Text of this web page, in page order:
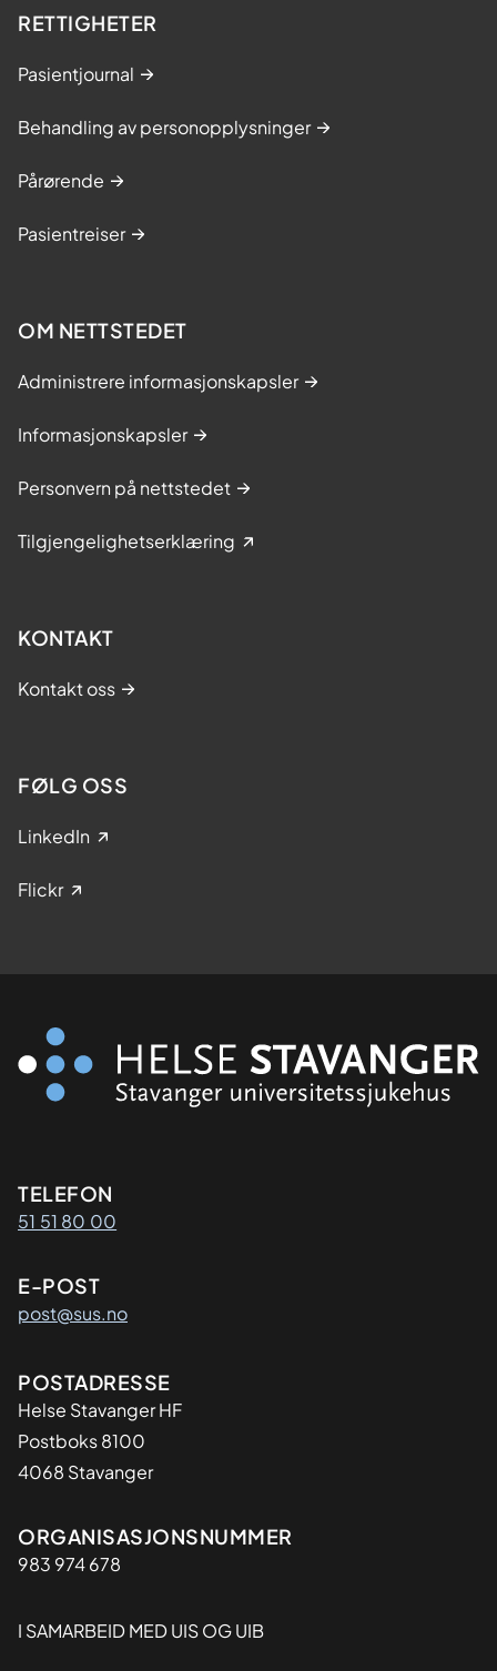
RETTIGHETER
Pasientjournal
Behandling av personopplysninger
Pårørende
Pasientreiser
OM NETTSTEDET
Administrere informasjonskapsler
Informasjonskapsler
Personvern på nettstedet
Tilgjengelighetserklæring
KONTAKT
Kontakt oss
FØLG OSS
LinkedIn
Flickr
Kontaktinformasjon
TELEFON
51 51 80 00
E-POST
post@sus.no
Adresse
POSTADRESSE
Helse Stavanger HF
Postboks 8100
4068 Stavanger
Organisasjon
ORGANISASJONSNUMMER
983 974 678
I SAMARBEID MED UIS OG UIB